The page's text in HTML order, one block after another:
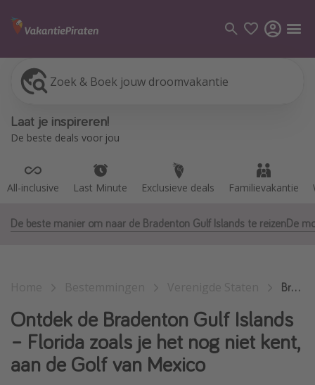
Zoek & Boek jouw droomvakantie
Laat je inspireren!
De beste deals voor jou
All-inclusive Last Minute Exclusieve deals Familievakantie
All-inclusive
Vluchten
Vakanties
Mallorca
Thailand
De beste manier om naar de Bradenton Gulf Islands te reizen De
Bradenton Gulf Islands
Ontdek de Bradenton Gulf Islands
– Florida zoals je het nog niet kent,
aan de Golf van Mexico